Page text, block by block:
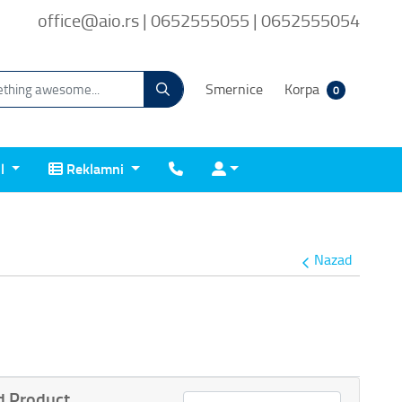
office@aio.rs | 0652555055 | 0652555054
Smernice Korpa 0
Reklamni
Reklamni KontaktPrijava
Nazad